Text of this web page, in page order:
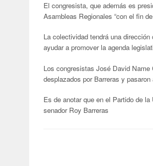
El congresista, que además es
Asambleas Regionales “con el fin
La colectividad tendrá una
ayudar a promover la agenda
Los congresistas José David Name
desplazados por Barreras y
Es de anotar que en el Partido de
senador Roy Barreras